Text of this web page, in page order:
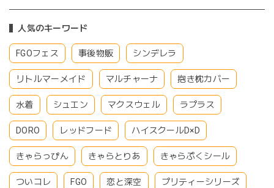
人気のキーワード
FGOフェス 事後物販 シンデレラ
リトルマーメイド マルチャーナ 抱き枕カバー
水着 シュエン マクスウェル ラプラス
DORO レッドフード ハイスクールD×D
きゃらっぴん きゃらとりあ きゃらぷくシール
ついコレ FGO 恋と深空 プリティーシリーズ